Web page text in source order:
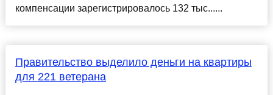
компенсации зарегистрировалось 132 тыс......
Правительство выделило деньги на квартиры
для 221 ветерана